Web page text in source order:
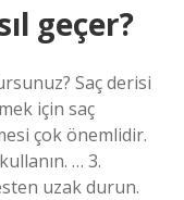
geçer?
Saç derisi
için saç
çok önemlidir.
… 3.
uzak durun.